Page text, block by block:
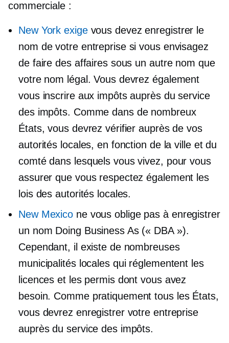
commerciale :
New York exigevous devez enregistrer le
nom de votre entreprise si vous envisagez
de faire des affaires sous un autre nom que
votre nom légal. Vous devrez également
vous inscrire aux impôts auprès du service
des impôts. Comme dans de nombreux
États, vous devrez vérifier auprès de vos
autorités locales, en fonction de la ville et du
comté dans lesquels vous vivez, pour vous
assurer que vous respectez également les
lois des autorités locales.
New Mexico ne vous oblige pas à enregistrer
un nom Doing Business As (« DBA »).
Cependant, il existe de nombreuses
municipalités locales qui réglementent les
licences et les permis dont vous avez
besoin. Comme pratiquement tous les États,
vous devrez enregistrer votre entreprise
auprès du service des impôts.